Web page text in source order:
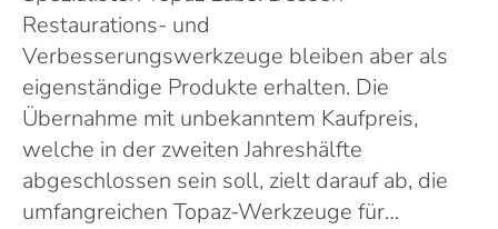
Restaurations- und
Verbesserungswerkzeuge bleiben aber als
eigenständige Produkte erhalten. Die
Übernahme mit unbekanntem Kaufpreis,
welche in der zweiten Jahreshälfte
abgeschlossen sein soll, zielt darauf ab, die
umfangreichen Topaz-Werkzeuge für…